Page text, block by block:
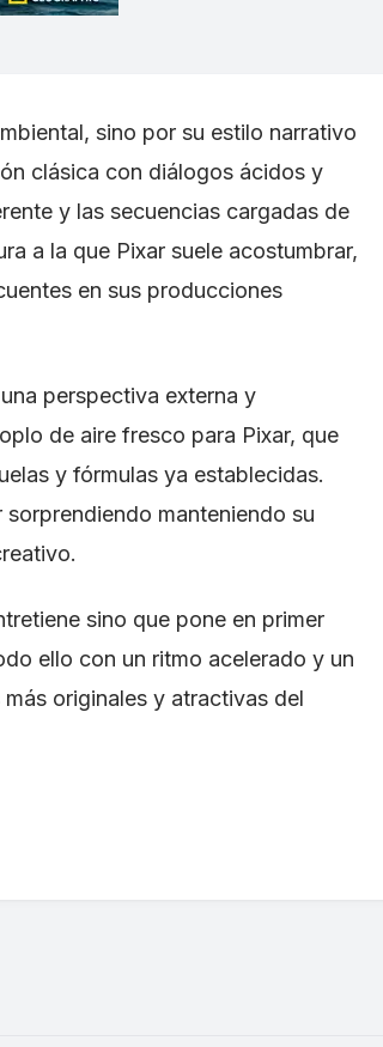
sino por su estilo narrativo
clásica con diálogos ácidos y
y las secuencias cargadas de
a la que Pixar suele acostumbrar,
en sus producciones
perspectiva externa y
de aire fresco para Pixar, que
y fórmulas ya establecidas.
manteniendo su
sino que pone en primer
ello con un ritmo acelerado y un
originales y atractivas del